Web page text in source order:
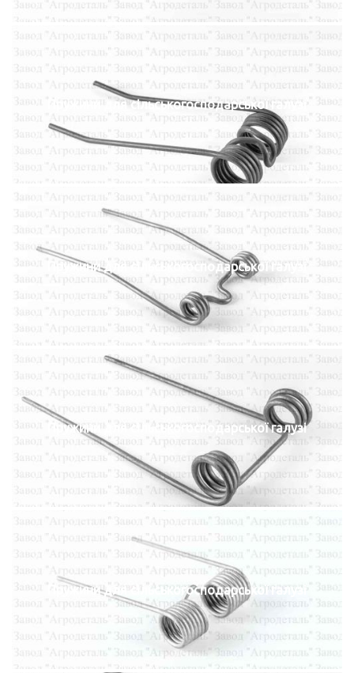
Пружини для сільськогосподарської галузі
Пружини для сільськогосподарської галузі
Пружини для сільськогосподарської галузі
Пружини для сільськогосподарської галузі